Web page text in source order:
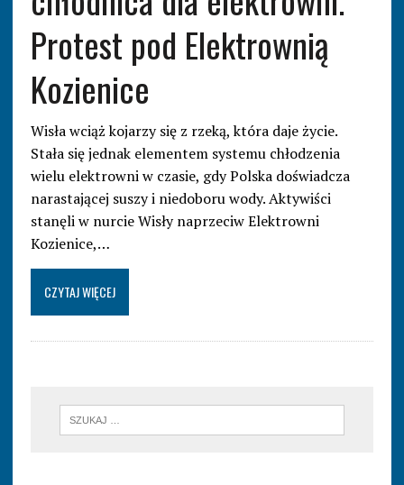
Protest pod Elektrownią
Kozienice
Wisła wciąż kojarzy się z rzeką, która daje życie.
Stała się jednak elementem systemu chłodzenia
wielu elektrowni w czasie, gdy Polska doświadcza
narastającej suszy i niedoboru wody. Aktywiści
stanęli w nurcie Wisły naprzeciw Elektrowni
Kozienice,…
CZYTAJ WIĘCEJ